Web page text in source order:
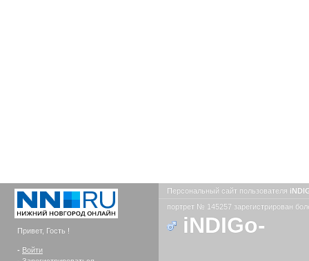
Привет, Гость !
- Войти
Персональный сайт пользователя
портрет № 145257 зарегистрирован
iNDIGo-